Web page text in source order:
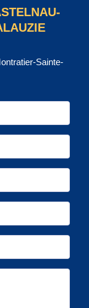
Sainte-